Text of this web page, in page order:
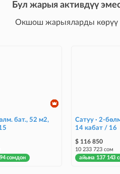
Бул жарыя активдүү
Окшош жарыяларды көрүү
бат., 52 м2,
/ 15
сомдон
Сатуу · 2-
14 кабат / 16
$ 116 850
10 233 723 сом
айына 137 143